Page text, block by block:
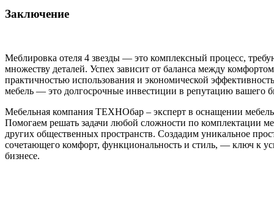
Заключение
Меблировка отеля 4 звезды — это комплексный процесс,
множеству деталей. Успех зависит от баланса между
практичностью использования и экономической
мебель — это долгосрочные инвестиции в репутацию вашего
Мебельная компания ТЕХНОбар – эксперт в оснащении
Помогаем решать задачи любой сложности по комплектации
других общественных пространств. Создадим уникальное
сочетающего комфорт, функциональность и стиль, — ключ к
бизнесе.